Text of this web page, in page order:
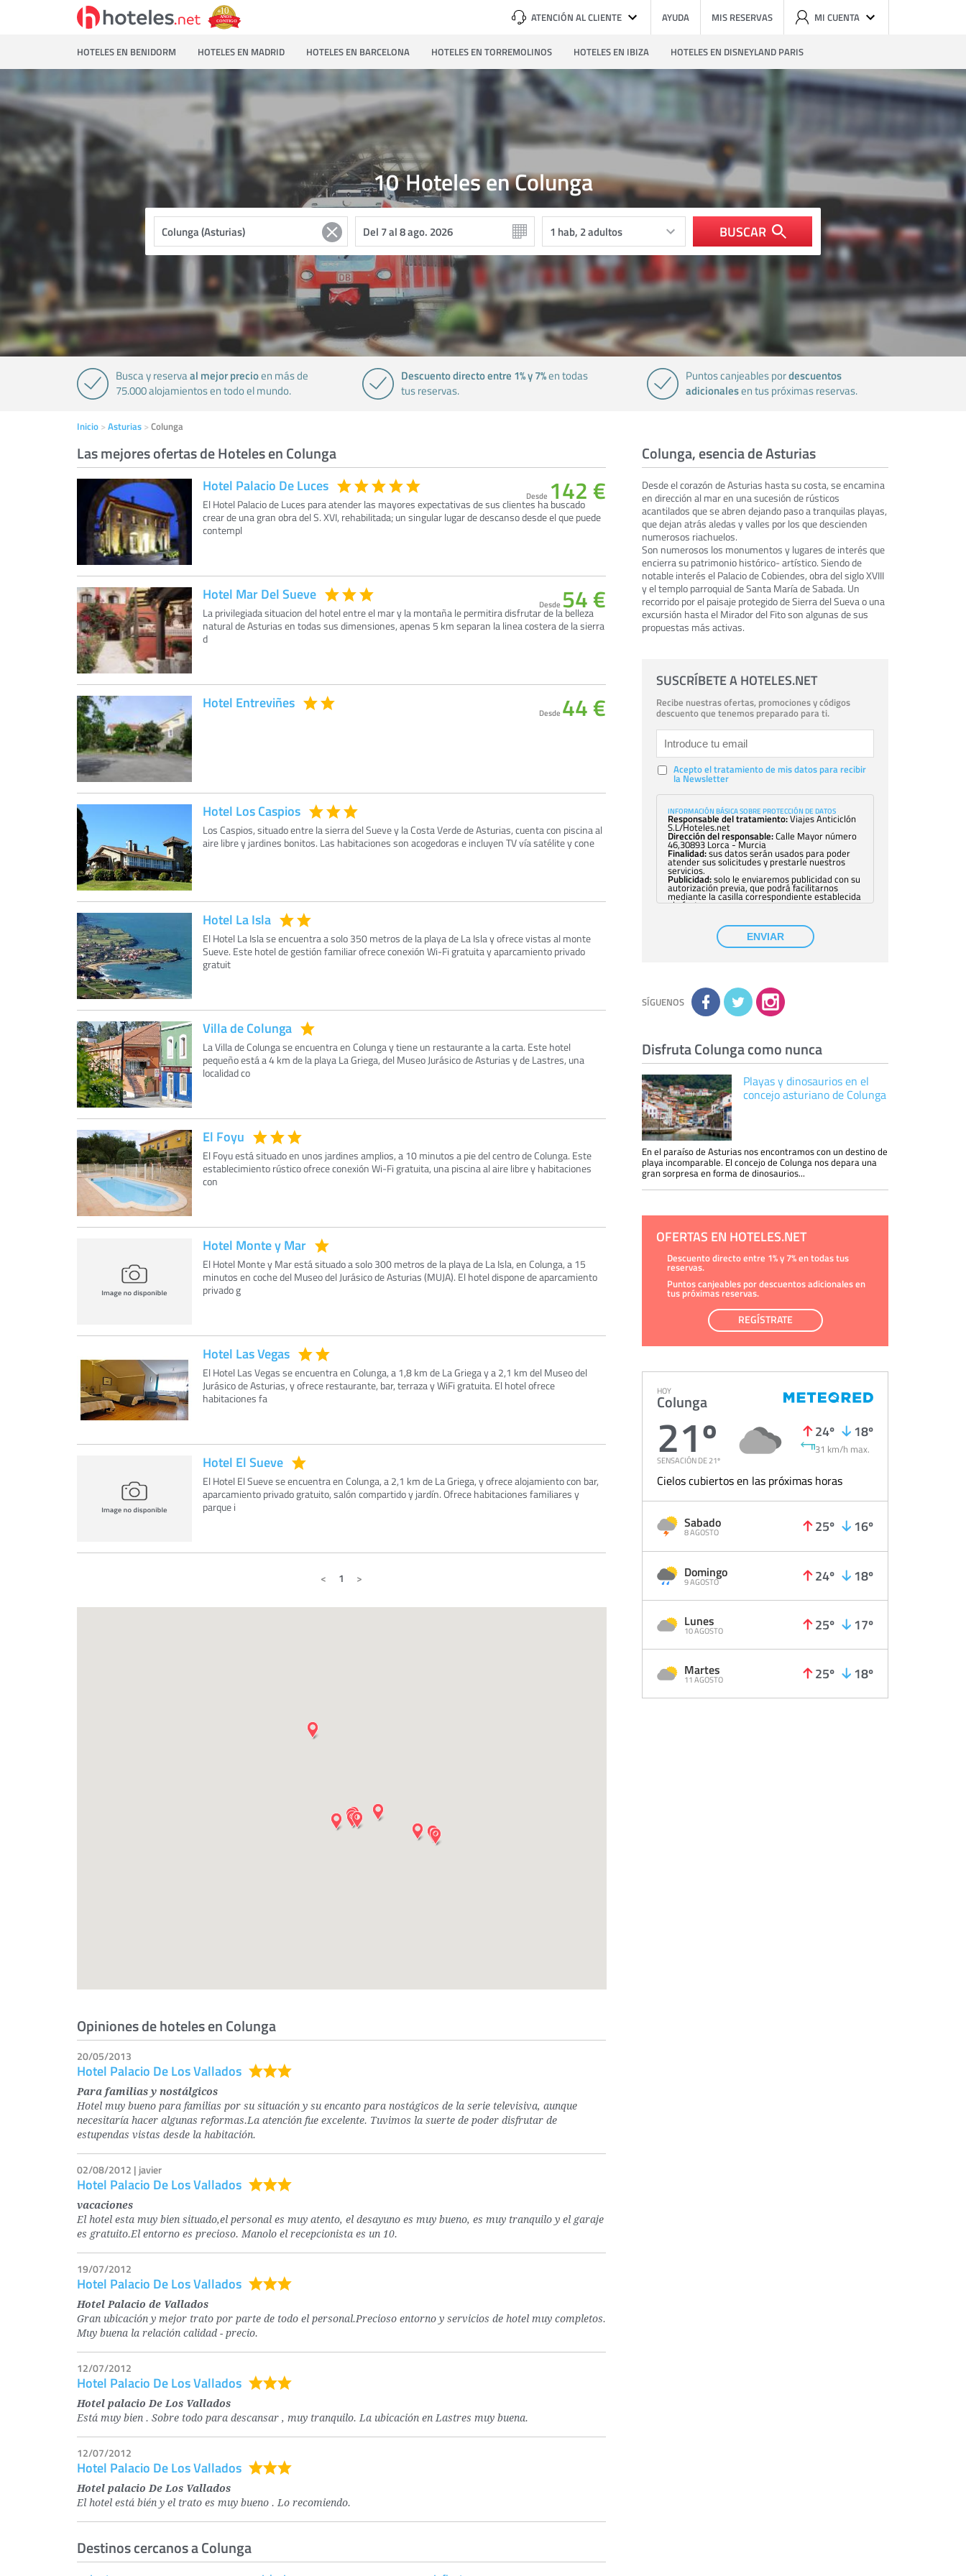
ATENCIÓN AL CLIENTE AYUDA MIS RESERVAS MI CUENTA
HOTELES EN BENIDORM HOTELES EN MADRID HOTELES EN BARCELONA HOTELES EN TORREMOLINOS HOTELES EN IBIZA HOTELES EN DISNEYLAND PARIS
Hoteles en Colunga
10
BUSCAR
Busca y reservaal mejor precioen más de
75.000 alojamientos en todo el mundo.
Descuento directo entre 1% y 7%en todas
tus reservas.
Puntos canjeables pordescuentos
adicionalesen tus próximas reservas.
Inicio Asturias Colunga
Las mejores ofertas de Hoteles en Colunga
Hotel Palacio De Luces
El Hotel Palacio de Luces para atender las mayores expectativas de sus clientes ha buscado
crear de una gran obra del S. XVI, rehabilitada; un singular lugar de descanso desde el que puede
contempl
Desde 142 €
Hotel Mar Del Sueve
La privilegiada situacion del hotel entre el mar y la montaña le permitira disfrutar de la belleza
natural de Asturias en todas sus dimensiones, apenas 5 km separan la linea costera de la sierra
d
Desde 54 €
Hotel Entreviñes
Desde 44 €
Hotel Los Caspios
Los Caspios, situado entre la sierra del Sueve y la Costa Verde de Asturias, cuenta con piscina al
aire libre y jardines bonitos. Las habitaciones son acogedoras e incluyen TV vía satélite y cone
Hotel La Isla
El Hotel La Isla se encuentra a solo 350 metros de la playa de La Isla y ofrece vistas al monte
Sueve. Este hotel de gestión familiar ofrece conexión Wi-Fi gratuita y aparcamiento privado
gratuit
Villa de Colunga
La Villa de Colunga se encuentra en Colunga y tiene un restaurante a la carta. Este hotel
pequeño está a 4 km de la playa La Griega, del Museo Jurásico de Asturias y de Lastres, una
localidad co
El Foyu
El Foyu está situado en unos jardines amplios, a 10 minutos a pie del centro de Colunga. Este
establecimiento rústico ofrece conexión Wi-Fi gratuita, una piscina al aire libre y habitaciones
con
Hotel Monte y Mar
El Hotel Monte y Mar está situado a solo 300 metros de la playa de La Isla, en Colunga, a 15
minutos en coche del Museo del Jurásico de Asturias (MUJA). El hotel dispone de aparcamiento
privado g
Hotel Las Vegas
El Hotel Las Vegas se encuentra en Colunga, a 1,8 km de La Griega y a 2,1 km del Museo del
Jurásico de Asturias, y ofrece restaurante, bar, terraza y WiFi gratuita. El hotel ofrece
habitaciones fa
Hotel El Sueve
El Hotel El Sueve se encuentra en Colunga, a 2,1 km de La Griega, y ofrece alojamiento con bar,
aparcamiento privado gratuito, salón compartido y jardín. Ofrece habitaciones familiares y
parque i
1
Opiniones de hoteles en Colunga
20/05/2013
Hotel Palacio De Los Vallados
Para familias y nostálgicos
Hotel muy bueno para familias por su situación y su encanto para nostágicos de la serie televisiva, aunque
necesitaría hacer algunas reformas.La atención fue excelente. Tuvimos la suerte de poder disfrutar de
estupendas vistas desde la habitación.
02/08/2012 | javier
Hotel Palacio De Los Vallados
vacaciones
El hotel esta muy bien situado,el personal es muy atento, el desayuno es muy bueno, es muy tranquilo y el garaje
es gratuito.El entorno es precioso. Manolo el recepcionista es un 10.
19/07/2012
Hotel Palacio De Los Vallados
Hotel Palacio de Vallados
Gran ubicación y mejor trato por parte de todo el personal.Precioso entorno y servicios de hotel muy completos.
Muy buena la relación calidad - precio.
12/07/2012
Hotel Palacio De Los Vallados
Hotel palacio De Los Vallados
Está muy bien . Sobre todo para descansar , muy tranquilo. La ubicación en Lastres muy buena.
12/07/2012
Hotel Palacio De Los Vallados
Hotel palacio De Los Vallados
El hotel está bién y el trato es muy bueno . Lo recomiendo.
Destinos cercanos a Colunga
Colunga, esencia de Asturias
Desde el corazón de Asturias hasta su costa, se encamina
en dirección al mar en una sucesión de rústicos
acantilados que se abren dejando paso a tranquilas playas,
que dejan atrás aledas y valles por los que descienden
numerosos riachuelos.
Son numerosos los monumentos y lugares de interés que
encierra su patrimonio histórico- artístico. Siendo de
notable interés el Palacio de Cobiendes, obra del siglo XVIII
y el templo parroquial de Santa María de Sabada. Un
recorrido por el paisaje protegido de Sierra del Sueva o una
excursión hasta el Mirador del Fito son algunas de sus
propuestas más activas.
SUSCRÍBETE A HOTELES.NET
Recibe nuestras ofertas, promociones y códigos
descuento que tenemos preparado para ti.
Acepto el tratamiento de mis datos para recibir
la Newsletter
INFORMACIÓN BÁSICA SOBRE PROTECCIÓN DE DATOS
Responsable del tratamiento:Viajes Anticiclón
S.L/Hoteles.net
Dirección del responsable:Calle Mayor número
46,30893 Lorca - Murcia
Finalidad:sus datos serán usados para poder
atender sus solicitudes y prestarle nuestros
servicios.
Publicidad:solo le enviaremos publicidad con su
autorización previa, que podrá facilitarnos
mediante la casilla correspondiente establecida
al efecto.
con su consentimiento previo, que podrá
facilitarnos mediante la casilla correspondiente
establecida al efecto.
Destinatarios:con carácter general, sólo el
Derechos:tiene derecho a saber qué
información tenemos sobre usted, corregirla y
eliminarla, tal y como se explica en la
información adicional disponible en nuestra
la información adicional y detallada sobre cómo
tratamos sus datos en lapolítica de privacidad
ENVIAR
SÍGUENOS
Disfruta Colunga como nunca
Playas y dinosaurios en el
concejo asturiano de Colunga
En el paraíso de Asturias nos encontramos con un destino de
playa incomparable. El concejo de Colunga nos depara una
gran sorpresa en forma de dinosaurios...
OFERTAS EN HOTELES.NET
Descuento directo entre 1% y 7% en todas tus
reservas.
Puntos canjeables por descuentos adicionales en
tus próximas reservas.
REGÍSTRATE
HOY
Colunga
21º
SENSACIÓN DE 21º
24º 18º
31 km/h max.
Cielos cubiertos en las próximas horas
Sabado
8 AGOSTO 25º 16º
Domingo
9 AGOSTO 24º 18º
Lunes
10 AGOSTO 25º 17º
Martes
11 AGOSTO 25º 18º